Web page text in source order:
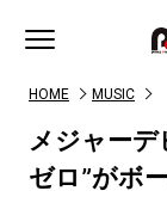
HOME MUSIC
メジャーデ
ゼロ”がボ